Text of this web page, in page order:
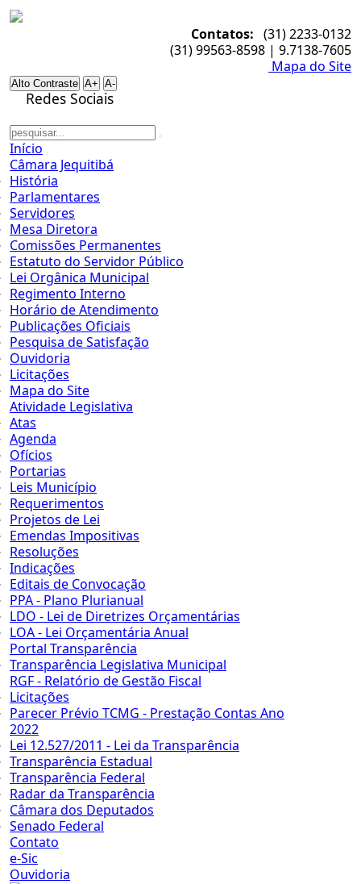
Contatos: (31) 2233-0132
(31) 99563-8598 | 9.7138-7605
Mapa do Site
Alto Contraste A+ A-
Redes Sociais
Início
Câmara Jequitibá
História
Parlamentares
Servidores
Mesa Diretora
Comissões Permanentes
Estatuto do Servidor Público
Lei Orgânica Municipal
Regimento Interno
Horário de Atendimento
Publicações Oficiais
Pesquisa de Satisfação
Ouvidoria
Licitações
Mapa do Site
Atividade Legislativa
Atas
Agenda
Ofícios
Portarias
Leis Município
Requerimentos
Projetos de Lei
Emendas Impositivas
Resoluções
Indicações
Editais de Convocação
PPA - Plano Plurianual
LDO - Lei de Diretrizes Orçamentárias
LOA - Lei Orçamentária Anual
Portal Transparência
Transparência Legislativa Municipal
RGF - Relatório de Gestão Fiscal
Licitações
Parecer Prévio TCMG - Prestação Contas Ano
2022
Lei 12.527/2011 - Lei da Transparência
Transparência Estadual
Transparência Federal
Radar da Transparência
Câmara dos Deputados
Senado Federal
Contato
e-Sic
Ouvidoria